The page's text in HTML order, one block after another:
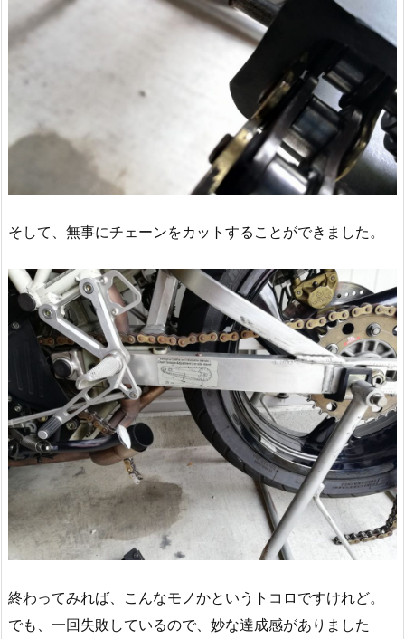
そして、無事にチェーンをカットすることができました。
終わってみれば、こんなモノかというトコロですけれど。
でも、一回失敗しているので、妙な達成感がありました